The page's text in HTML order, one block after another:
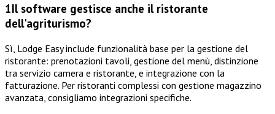
1Il software gestisce anche il ristorante
dell'agriturismo?
Sì, Lodge Easy include funzionalità base per la gestione del
ristorante: prenotazioni tavoli, gestione del menù, distinzione
tra servizio camera e ristorante, e integrazione con la
fatturazione. Per ristoranti complessi con gestione magazzino
avanzata, consigliamo integrazioni specifiche.